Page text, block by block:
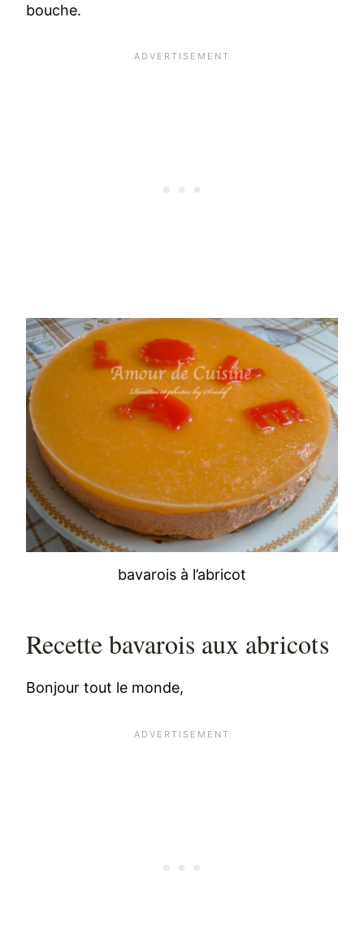
bouche.
bavarois à l’abricot
Recette bavarois aux abricots
Bonjour tout le monde,